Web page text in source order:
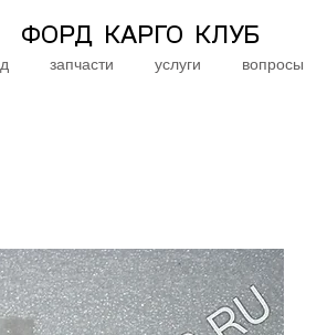
ФОРД КАРГО КЛУБ
запчасти услуги вопросы